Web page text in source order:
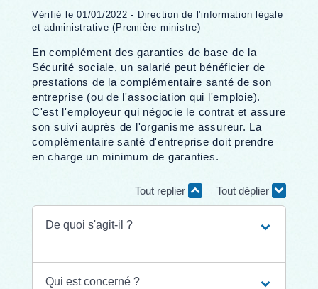
Vérifié le 01/01/2022 - Direction de l'information légale
et administrative (Première ministre)
En complément des garanties de base de la
Sécurité sociale, un salarié peut bénéficier de
prestations de la complémentaire santé de son
entreprise (ou de l'association qui l'emploie).
C'est l'employeur qui négocie le contrat et assure
son suivi auprès de l'organisme assureur. La
complémentaire santé d'entreprise doit prendre
en charge un minimum de garanties.
Tout replier Tout déplier
De quoi s'agit-il ?
Qui est concerné ?